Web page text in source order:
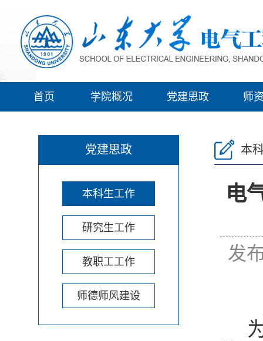
首页 学院概况 党建思政 师
党建思政
本科生工作
研究生工作
教职工工作
师德师风建设
本
电
发